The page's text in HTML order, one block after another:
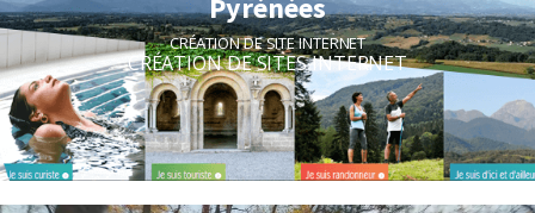
Pyrénées
CRÉATION DE SITE INTERNET
CRÉATION DE SITES INTERNET